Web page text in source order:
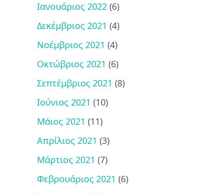
Ιανουάριος 2022 (6)
Δεκέμβριος 2021 (4)
Νοέμβριος 2021 (4)
Οκτώβριος 2021 (6)
Σεπτέμβριος 2021 (8)
Ιούνιος 2021 (10)
Μάιος 2021 (11)
Απρίλιος 2021 (3)
Μάρτιος 2021 (7)
Φεβρουάριος 2021 (6)